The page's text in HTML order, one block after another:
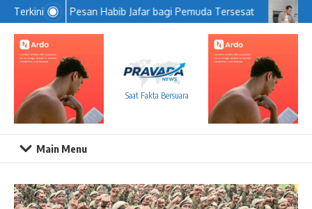
Lewati ke konten
Terkini Pesan Habib Jafar bagi Pemuda Tersesat
Saat Fakta Bersuara
Main Menu